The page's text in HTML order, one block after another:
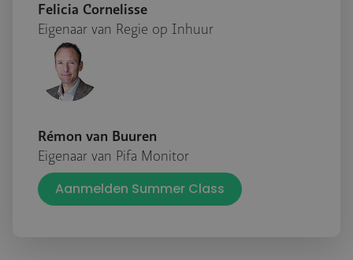
Felicia Cornelisse
Eigenaar van Regie op Inhuur
Rémon van Buuren
Eigenaar van Pifa Monitor
Aanmelden Summer Class